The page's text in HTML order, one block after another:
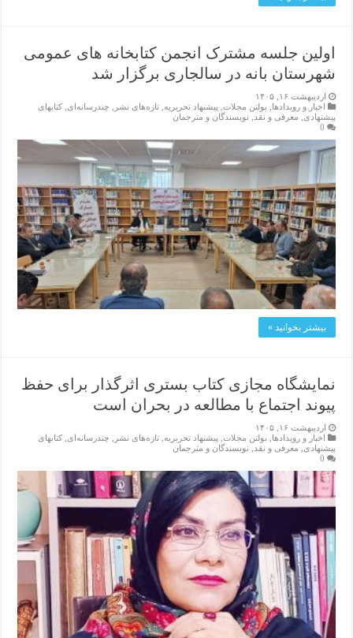
اولین جلسه مشترک انجمن کتابخانه های عمومی
شهرستان بانه در سالجاری برگزار شد
اردیبهشت ۱۶, ۱۴۰۵
اخبار و رویدادها, بولتن مجلات, پیشنهاد تحریریه,تازەهای نشر , چندرسانه‌ای,کتابهای
پیشنهادی, معرفی و نقد, نویسندگان و مترجمان
0
بیشتر بخوانید »
نمایشگاه مجازی کتاب بستری اثرگذار برای حفظ
پیوند اجتماع با مطالعه در بحران است
اردیبهشت ۱۶, ۱۴۰۵
اخبار و رویدادها
بولتن مجلات پیشنهاد تحریریه ,تازەهای نشر چندرسانه‌ای ,کتابهای
پیشنهادی
معرفی و نقد
نویسندگان و مترجمان
0